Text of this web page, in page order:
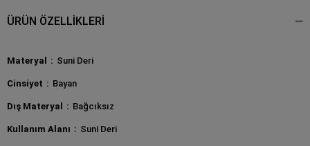
ÜRÜN ÖZELLIKLERI
Materyal Suni Deri
Cinsiyet Bayan
Dış Materyal Bağcıksız
Kullanım Alanı Suni Deri